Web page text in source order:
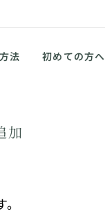
法 初めての方へ
加